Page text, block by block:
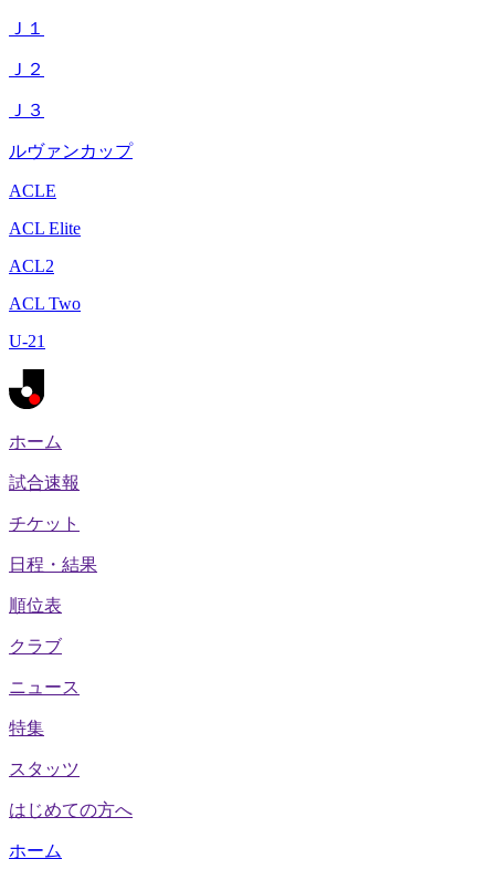
Ｊ１
Ｊ２
Ｊ３
ルヴァンカップ
ACLE
ACL Elite
ACL2
ACL Two
U-21
ホーム
試合速報
チケット
日程・結果
順位表
クラブ
ニュース
特集
スタッツ
はじめての方へ
ホーム